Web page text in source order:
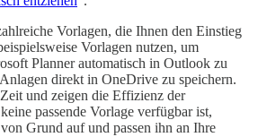
Vorlagen, die Ihnen den Einstieg
Vorlagen nutzen, um
Planner automatisch in Outlook zu
direkt in OneDrive zu speichern.
und zeigen die Effizienz der
passende Vorlage verfügbar ist,
Grund auf und passen ihn an Ihre